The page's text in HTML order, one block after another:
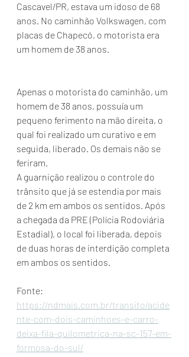
Cascavel/PR, estava um idoso de 68
anos. No caminhão Volkswagen, com
placas de Chapecó, o motorista era
um homem de 38 anos.
Apenas o motorista do caminhão, um
homem de 38 anos, possuía um
pequeno ferimento na mão direita, o
qual foi realizado um curativo e em
seguida, liberado. Os demais não se
feriram.
A guarnição realizou o controle do
trânsito que já se estendia por mais
de 2 km em ambos os sentidos. Após
a chegada da PRE (Polícia Rodoviária
Estadial), o local foi liberada, depois
de duas horas de interdição completa
em ambos os sentidos.
Fonte:
https://ndmais.com.br/transito/acide
nte-com-dois-caminhoes-e-carro-
deixa-fila-quilometrica-na-sc-157-em-
formosa-do-sul/